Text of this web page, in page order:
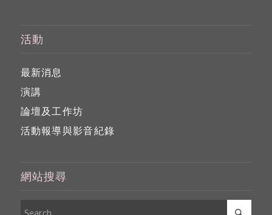
活動
最新消息
演講
論壇及工作坊
活動報導與影音紀錄
網站搜尋